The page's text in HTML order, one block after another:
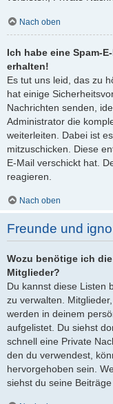
Nach oben
Ich habe eine Spam-
erhalten!
Es tut uns leid, das zu
hat einige
Nachrichten senden,
Administrator die
weiterleiten. Dabei ist
mitzuschicken. Diese
E-Mail verschickt hat.
reagieren.
Nach oben
Freunde und
Wozu benötige ich
Mitglieder?
Du kannst diese Listen
zu verwalten.
werden in deinem
aufgelistet. Du siehst
schnell eine Private
den du verwendest,
hervorgehoben sein.
siehst du seine